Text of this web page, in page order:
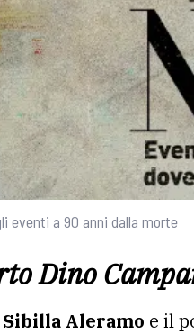
eventi a 90 anni dalla morte
Dino
Sibilla Aleramo e il